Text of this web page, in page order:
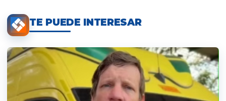
TE PUEDE INTERESAR